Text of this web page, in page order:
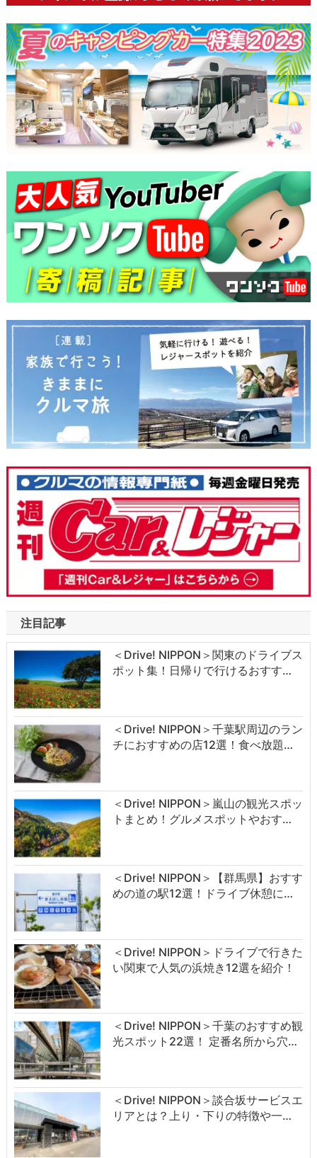
シ
ョ
ン
注目記事
＜Drive! NIPPON＞関東のドライブス
ポット集！日帰りで行けるおすす…
＜Drive! NIPPON＞千葉駅周辺のラン
チにおすすめの店12選！食べ放題…
＜Drive! NIPPON＞嵐山の観光スポッ
トまとめ！グルメスポットやおす…
＜Drive! NIPPON＞【群馬県】おすす
めの道の駅12選！ドライブ休憩に…
＜Drive! NIPPON＞ドライブで行きた
い関東で人気の浜焼き12選を紹介！
＜Drive! NIPPON＞千葉のおすすめ観
光スポット22選！ 定番名所から穴…
＜Drive! NIPPON＞談合坂サービスエ
リアとは？上り・下りの特徴や一…